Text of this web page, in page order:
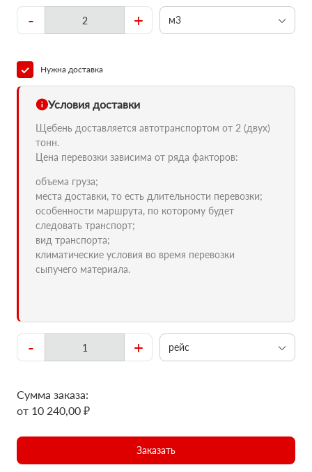
- + м3
Нужна доставка
Условия доставки
Щебень доставляется автотранспортом от 2 (двух)
тонн.
Цена перевозки зависима от ряда факторов:
объема груза;
места доставки, то есть длительности перевозки;
особенности маршрута, по которому будет
следовать транспорт;
вид транспорта;
климатические условия во время перевозки
сыпучего материала.
- + рейс
Сумма заказа:
от 10 240,00 ₽
Заказать